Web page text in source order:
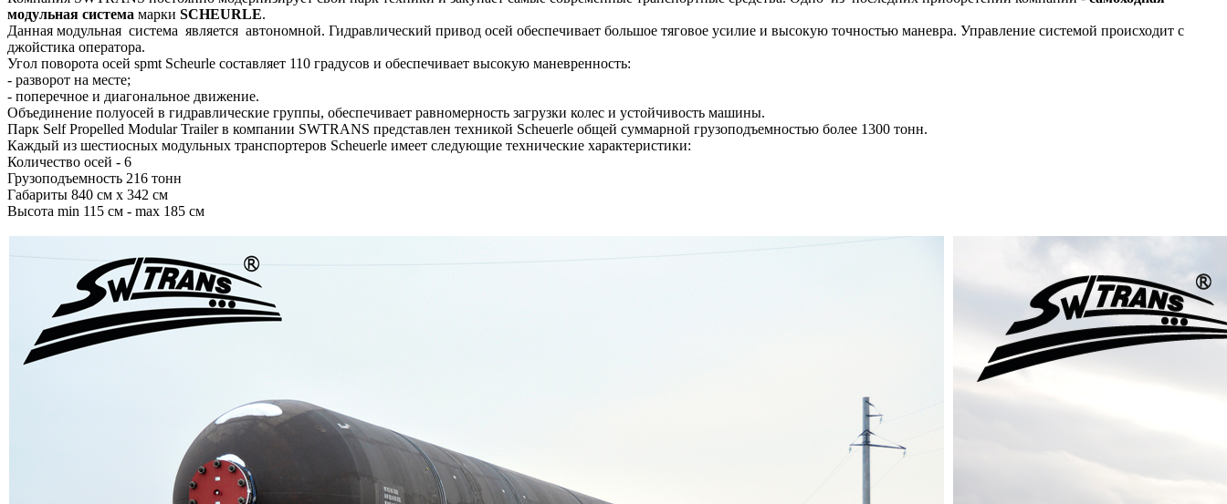
модульная система марки SCHEURLE.
Данная модульная система является автономной. Гидравлический привод осей обеспечивает большое тяговое усилие и высокую точностью маневра. Управление системой происходит с
джойстика оператора.
Угол поворота осей spmt Scheurle составляет 110 градусов и обеспечивает высокую маневренность:
- разворот на месте;
- поперечное и диагональное движение.
Объединение полуосей в гидравлические группы, обеспечивает равномерность загрузки колес и устойчивость машины.
Парк Self Propelled Modular Trailer в компании SWTRANS представлен техникой Scheuerle общей суммарной грузоподъемностью более 1300 тонн.
Каждый из шестиосных модульных транспортеров Scheuerle имеет следующие технические характеристики:
Количество осей - 6
Грузоподъемность 216 тонн
Габариты 840 см х 342 см
Высота min 115 см - max 185 см